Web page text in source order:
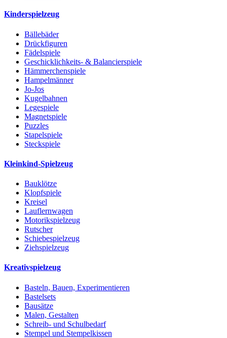
Kinderspielzeug
Bällebäder
Drückfiguren
Fädelspiele
Geschicklichkeits- & Balancierspiele
Hämmerchenspiele
Hampelmänner
Jo-Jos
Kugelbahnen
Legespiele
Magnetspiele
Puzzles
Stapelspiele
Steckspiele
Kleinkind-Spielzeug
Bauklötze
Klopfspiele
Kreisel
Lauflernwagen
Motorikspielzeug
Rutscher
Schiebespielzeug
Ziehspielzeug
Kreativspielzeug
Basteln, Bauen, Experimentieren
Bastelsets
Bausätze
Malen, Gestalten
Schreib- und Schulbedarf
Stempel und Stempelkissen